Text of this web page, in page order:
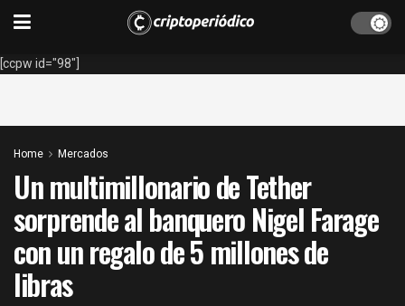
[ccpw id="98"]
Home Mercados
Un multimillonario de Tether
sorprende al banquero Nigel Farage
con un regalo de 5 millones de
libras